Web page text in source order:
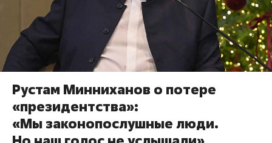
Рустам Минниханов о потере
«президентства»:
«Мы законопослушные люди.